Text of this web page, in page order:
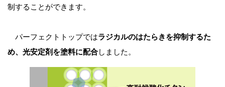
制することができます。
パーフェクトトップではラジカルのはたらきを抑制するた
め、光安定剤を塗料に配合しました。